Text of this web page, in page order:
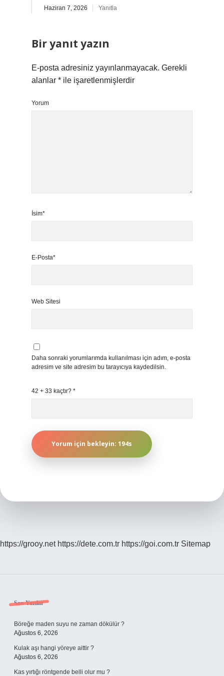
Haziran 7, 2026 Yanıtla
Bir yanıt yazın
E-posta adresiniz yayınlanmayacak. Gerekli
alanlar * ile işaretlenmişlerdir
Yorum
İsim*
E-Posta*
Web Sitesi
Daha sonraki yorumlarımda kullanılması için adım, e-posta
adresim ve site adresim bu tarayıcıya kaydedilsin.
42 + 33 kaçtır? *
https://grooy.net https://dete.com.tr https://goi.com.tr Sitemap
Sidebar
Son Yazılar
Böreğe maden suyu ne zaman dökülür ?
Ağustos 6, 2026
Kulak aşı hangi yöreye aittir ?
Ağustos 6, 2026
Kas yırtığı röntgende belli olur mu ?